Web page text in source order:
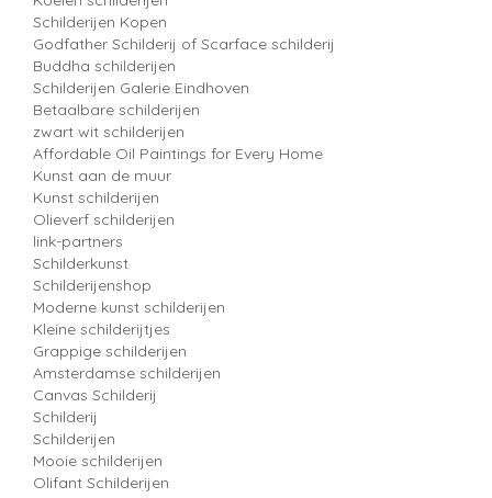
Schilderijen Kopen
Godfather Schilderij of Scarface schilderij
Buddha schilderijen
Schilderijen Galerie Eindhoven
Betaalbare schilderijen
zwart wit schilderijen
Affordable Oil Paintings for Every Home
Kunst aan de muur
Kunst schilderijen
Olieverf schilderijen
link-partners
Schilderkunst
Schilderijenshop
Moderne kunst schilderijen
Kleine schilderijtjes
Grappige schilderijen
Amsterdamse schilderijen
Canvas Schilderij
Schilderij
Schilderijen
Mooie schilderijen
Olifant Schilderijen